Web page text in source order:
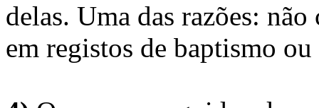
delas. Uma das razões:
em registos de baptismo